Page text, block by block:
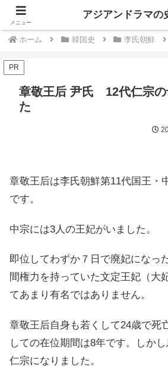
中国韓国歴史ドラマは史実を知る
ホーム 韓国史 李氏朝鮮
PR
章敬王后 尹氏 12代仁宗の
た
章敬王后は李氏朝鮮第11代国王・
です。
中宗には3人の王妃がいました。
即位してわずか７日で廃妃になっ
間権力を持っていた文定王妃（大
てあまり有名ではありません。
章敬王后自身も若くして24歳で死
しての在位期間は8年です。しかし
仁宗になりました。
メニュー
アジアンドラマの